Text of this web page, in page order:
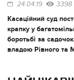
24.04.19 3398
Касаційний суд
крапку у
боротьбі за
владою Рівного та